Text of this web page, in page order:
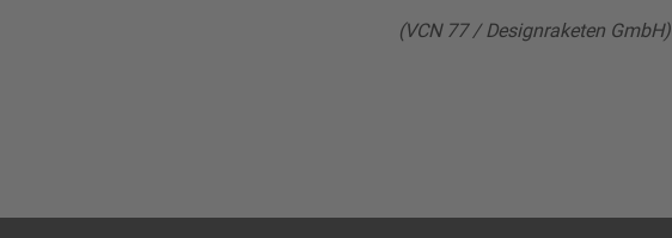
(VCN 77 / Designraketen GmbH)